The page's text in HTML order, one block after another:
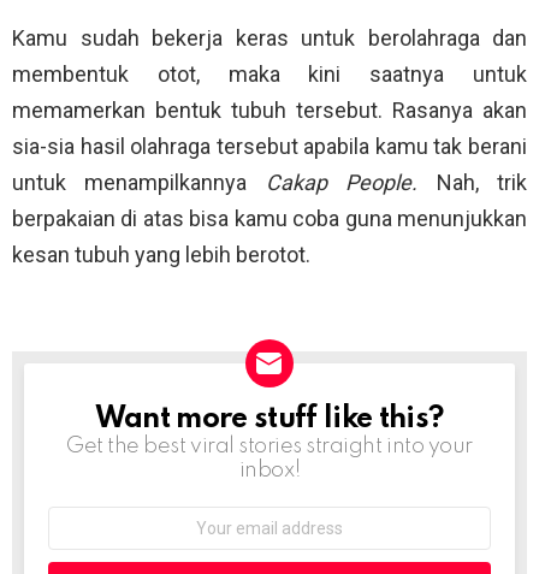
Kamu sudah bekerja keras untuk berolahraga dan
membentuk otot, maka kini saatnya untuk
memamerkan bentuk tubuh tersebut. Rasanya akan
sia-sia hasil olahraga tersebut apabila kamu tak berani
untuk menampilkannya
Cakap People. Nah, trik
berpakaian di atas bisa kamu coba guna menunjukkan
kesan tubuh yang lebih berotot.
NEWSLETTER
Want more stuff like this?
Get the best viral stories straight into your
inbox!